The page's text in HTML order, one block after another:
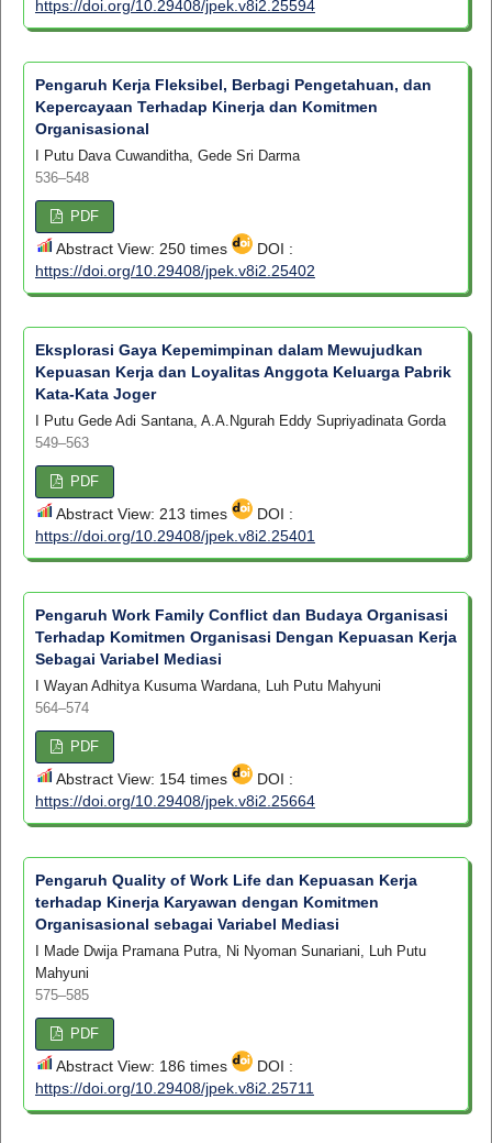
https://doi.org/10.29408/jpek.v8i2.25594
Pengaruh Kerja Fleksibel, Berbagi Pengetahuan, dan
Kepercayaan Terhadap Kinerja dan Komitmen
Organisasional
I Putu Dava Cuwanditha, Gede Sri Darma
536–548
PDF
Abstract View: 250 times
DOI :
https://doi.org/10.29408/jpek.v8i2.25402
Eksplorasi Gaya Kepemimpinan dalam Mewujudkan
Kepuasan Kerja dan Loyalitas Anggota Keluarga Pabrik
Kata-Kata Joger
I Putu Gede Adi Santana, A.A.Ngurah Eddy Supriyadinata Gorda
549–563
PDF
Abstract View: 213 times
DOI :
https://doi.org/10.29408/jpek.v8i2.25401
Pengaruh Work Family Conflict dan Budaya Organisasi
Terhadap Komitmen Organisasi Dengan Kepuasan Kerja
Sebagai Variabel Mediasi
I Wayan Adhitya Kusuma Wardana, Luh Putu Mahyuni
564–574
PDF
Abstract View: 154 times
DOI :
https://doi.org/10.29408/jpek.v8i2.25664
Pengaruh Quality of Work Life dan Kepuasan Kerja
terhadap Kinerja Karyawan dengan Komitmen
Organisasional sebagai Variabel Mediasi
I Made Dwija Pramana Putra, Ni Nyoman Sunariani, Luh Putu
Mahyuni
575–585
PDF
Abstract View: 186 times
DOI :
https://doi.org/10.29408/jpek.v8i2.25711